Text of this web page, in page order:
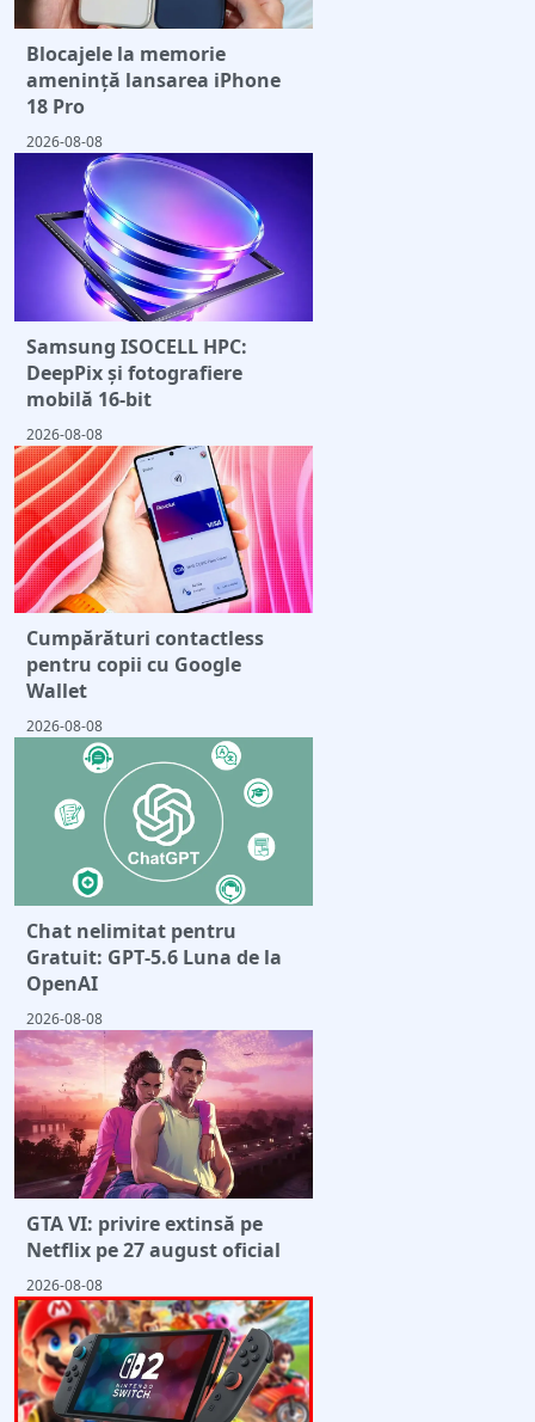
Blocajele la memorie
amenință lansarea iPhone
18 Pro
2026-08-08
Samsung ISOCELL HPC:
DeepPix și fotografiere
mobilă 16-bit
2026-08-08
Cumpărături contactless
pentru copii cu Google
Wallet
2026-08-08
Chat nelimitat pentru
Gratuit: GPT‑5.6 Luna de la
OpenAI
2026-08-08
GTA VI: privire extinsă pe
Netflix pe 27 august oficial
2026-08-08